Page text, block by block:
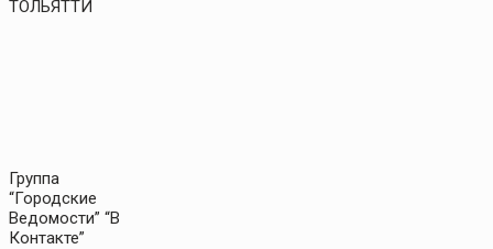
ТОЛЬЯТТИ
Группа
“Городские
Ведомости” “В
Контакте”